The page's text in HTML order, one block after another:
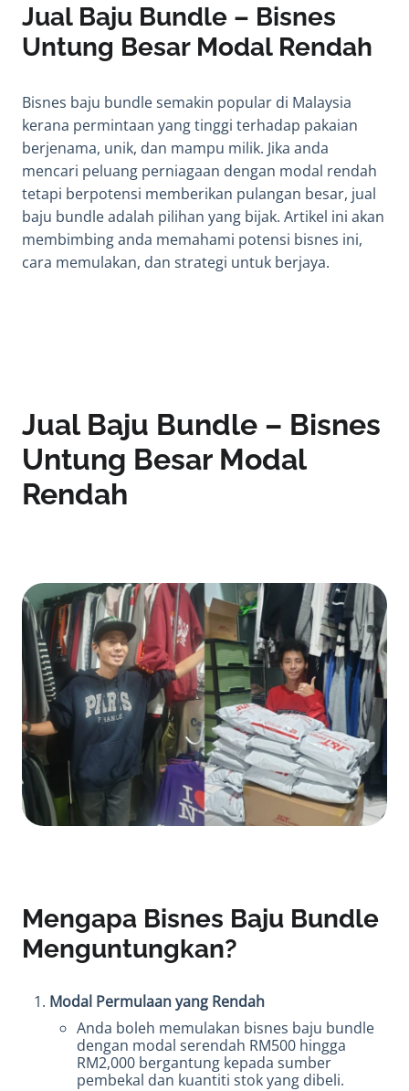
Jual Baju Bundle – Bisnes
Untung Besar Modal Rendah
Bisnes baju bundle semakin popular di Malaysia
kerana permintaan yang tinggi terhadap pakaian
berjenama, unik, dan mampu milik. Jika anda
mencari peluang perniagaan dengan modal rendah
tetapi berpotensi memberikan pulangan besar, jual
baju bundle adalah pilihan yang bijak. Artikel ini akan
membimbing anda memahami potensi bisnes ini,
cara memulakan, dan strategi untuk berjaya.
Jual Baju Bundle – Bisnes
Untung Besar Modal
Rendah
Mengapa Bisnes Baju Bundle
Menguntungkan?
Modal Permulaan yang Rendah
Anda boleh memulakan bisnes baju bundle
dengan modal serendah RM500 hingga
RM2,000 bergantung kepada sumber
pembekal dan kuantiti stok yang dibeli.